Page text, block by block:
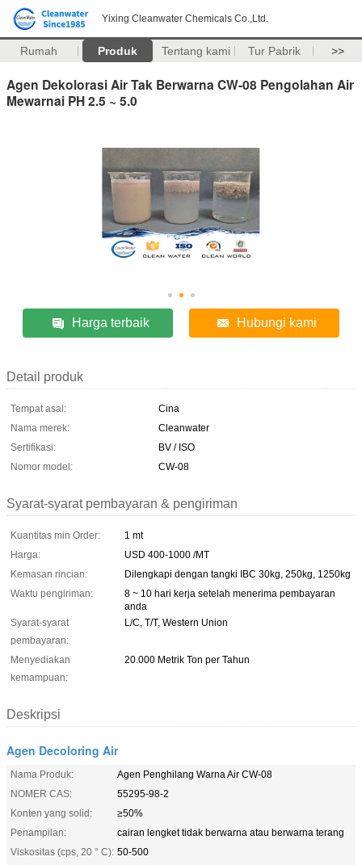
Yixing Cleanwater Chemicals Co.,Ltd.
Rumah Produk Tentang kami Tur Pabrik >>
Agen Dekolorasi Air Tak Berwarna CW-08 Pengolahan Air
Mewarnai PH 2.5 ~ 5.0
Harga terbaik Hubungi kami
Detail produk
Tempat asal:
Cina
Nama merek:
Cleanwater
Sertifikasi:
BV / ISO
Nomor model:
CW-08
Syarat-syarat pembayaran & pengiriman
Kuantitas min Order:
1 mt
Harga:
USD 400-1000 /MT
Kemasan rincian:
Dilengkapi dengan tangki IBC 30kg, 250kg, 1250kg
Waktu pengiriman:
8 ~ 10 hari kerja setelah menerima pembayaran
anda
Syarat-syarat
pembayaran:
L/C, T/T, Western Union
Menyediakan
kemampuan:
20.000 Metrik Ton per Tahun
Deskripsi
Agen Decoloring Air
Nama Produk:
Agen Penghilang Warna Air CW-08
NOMER CAS:
55295-98-2
Konten yang solid:
≥50%
Penampilan:
cairan lengket tidak berwarna atau berwarna terang
Viskositas (cps, 20 ° C): 50-500